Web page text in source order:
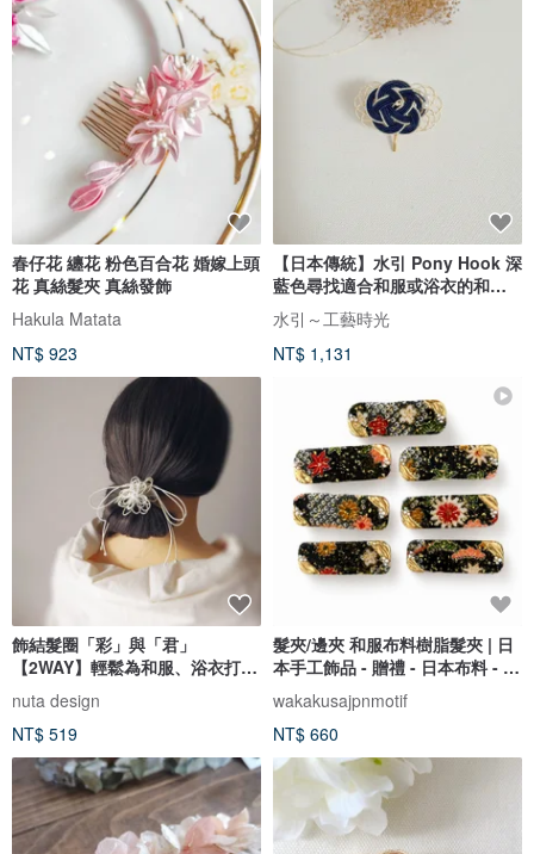
春仔花 纏花 粉色百合花 婚嫁上頭
花 真絲髮夾 真絲發飾
Hakula Matata
NT$ 923
【日本傳統】水引 Pony Hook 深
藍色尋找適合和服或浴衣的和風
髮飾嗎？
水引～工藝時光
NT$ 1,131
飾結髮圈「彩」與「君」
【2WAY】輕鬆為和服、浴衣打造
日式髮型
nuta design
NT$ 519
髮夾/邊夾 和服布料樹脂髮夾 | 日
本手工飾品 - 贈禮 - 日本布料 - 樹
脂邊夾 - 優雅 傳統
wakakusajpnmotif
NT$ 660